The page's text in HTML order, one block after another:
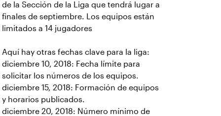
de la Sección de la Liga que tendrá lugar a
finales de septiembre. Los equipos están
limitados a 14 jugadores
Aquí hay otras fechas clave para la liga:
diciembre 10, 2018: Fecha límite para
solicitar los números de los equipos.
diciembre 15, 2018: Formación de equipos
y horarios publicados.
diciembre 20, 2018: Número mínimo de